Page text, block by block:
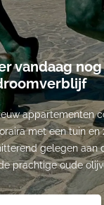
vandaag
appartementen
met een tuin en
gelegen aan
prachtige oude